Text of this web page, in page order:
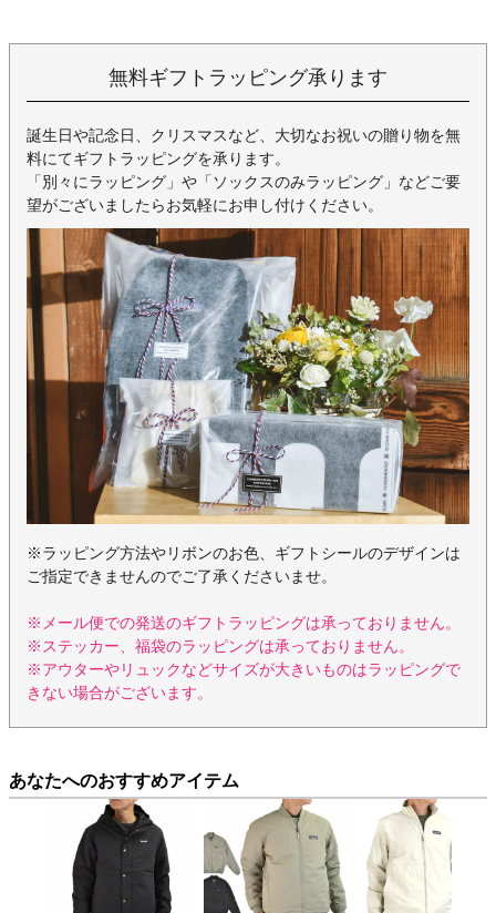
無料ギフトラッピング承ります
誕生日や記念日、クリスマスなど、大切なお祝いの贈り物を無
料にてギフトラッピングを承ります。
「別々にラッピング」や「ソックスのみラッピング」などご要
望がございましたらお気軽にお申し付けください。
※ラッピング方法やリボンのお色、ギフトシールのデザインは
ご指定できませんのでご了承くださいませ。
※メール便での発送のギフトラッピングは承っておりません。
※ステッカー、福袋のラッピングは承っておりません。
※アウターやリュックなどサイズが大きいものはラッピングで
きない場合がございます。
あなたへのおすすめアイテム